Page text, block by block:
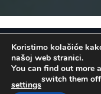
OSATINA
byINFOS
Koristimo kolačiće
našoj web stranici.
You can find out more
switch them
settings